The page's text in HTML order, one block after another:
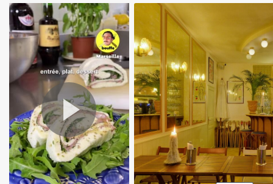
Play